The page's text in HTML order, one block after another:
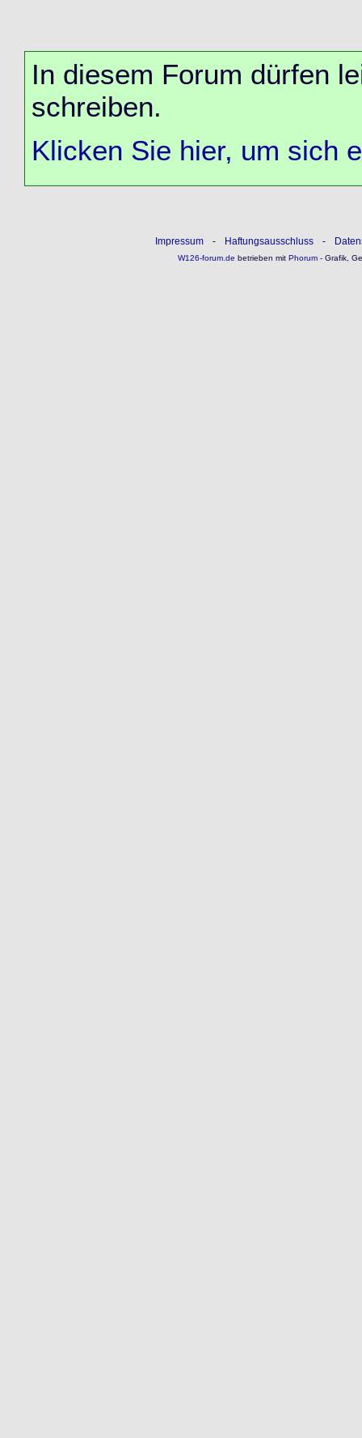
In diesem Forum dürfen
schreiben.
Klicken Sie hier, um sich
Impressum - Haftungsausschluss -
W126-forum.de betrieben mitPhorum- Grafik,